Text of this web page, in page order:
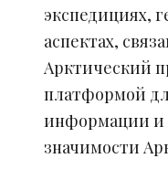
экспедициях,
аспектах,
Арктический
платформой
информации и
значимости